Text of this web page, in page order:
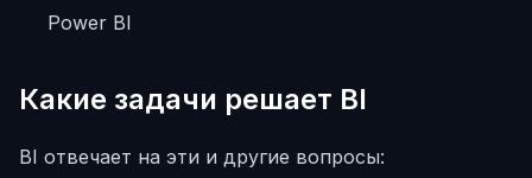
Power BI
Какие задачи решает BI
BI отвечает на эти и другие вопросы: